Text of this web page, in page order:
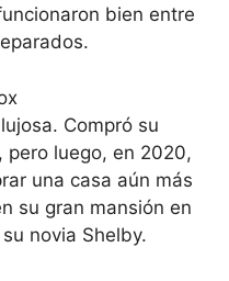
bien entre
Compró su
pero luego, en 2020,
una casa aún más
su gran mansión en
novia Shelby.